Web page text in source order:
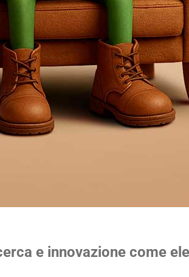
e innovazione come